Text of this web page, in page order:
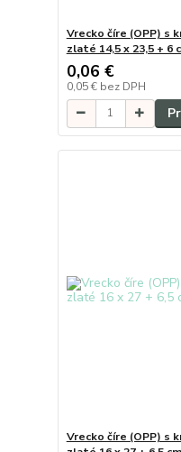
Vrecko číre (OPP) s
zlaté 14,5 x 23,5 + 6
0,06 €
0,05 € bez DPH
Vrecko číre (OPP) s